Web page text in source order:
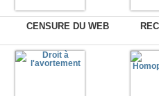
CENSURE DU WEB